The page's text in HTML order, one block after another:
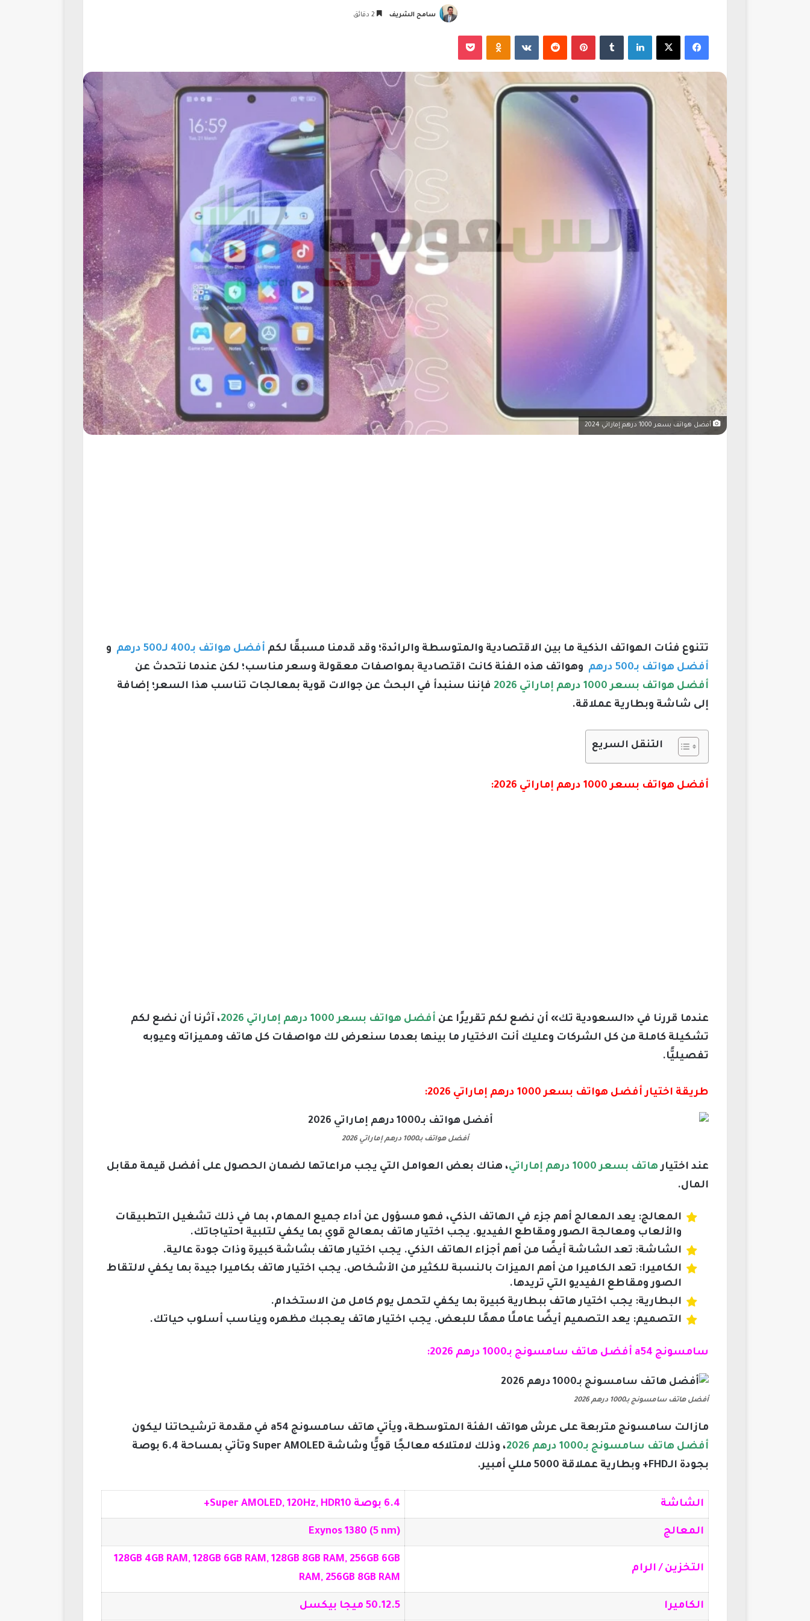
سامح الشريف
فيسبوك لينكدإن بينتيريست
أفضل هواتف بسعر 1000 درهم إماراتي 2024
تتنوع فئات الهواتف الذكية ما بين الاقتصادية والمتوسطة والرائدة؛ وقد قدمنا مسبقًا لكم أفضل هواتف بـ400 لـ500 درهم
و
أفضل هواتف بـ500 درهم
وهواتف هذه الفئة كانت اقتصادية بمواصفات معقولة وسعر مناسب؛ لكن عندما نتحدث عن
أفضل هواتف بسعر 1000 درهم إماراتي 2026
فإننا سنبدأ في البحث عن جوالات قوية بمعالجات تناسب هذا السعر؛ إضافة
إلى شاشة وبطارية عملاقة.
التنقل السريع
أفضل هواتف بسعر 1000 درهم إماراتي 2026:
عندما قررنا في «السعودية تك» أن نضع لكم تقريرًا عن أفضل هواتف بسعر 1000 درهم إماراتي 2026
، آثرنا أن نضع لكم
تشكيلة كاملة من كل الشركات وعليك أنت الاختيار ما بينها بعدما سنعرض لك مواصفات كل هاتف ومميزاته وعيوبه
تفصيليًّا.
طريقة اختيار أفضل هواتف بسعر 1000 درهم إماراتي 2026:
أفضل هواتف بـ1000 درهم إماراتي 2026
عند اختيار هاتف بسعر 1000 درهم إماراتي
، هناك بعض العوامل التي يجب مراعاتها لضمان الحصول على أفضل قيمة مقابل
المال.
المعالج: يعد المعالج أهم جزء في الهاتف الذكي، فهو مسؤول عن أداء جميع المهام، بما في ذلك تشغيل التطبيقات
والألعاب ومعالجة الصور ومقاطع الفيديو. يجب اختيار هاتف بمعالج قوي بما يكفي لتلبية احتياجاتك.
الشاشة: تعد الشاشة أيضًا من أهم أجزاء الهاتف الذكي. يجب اختيار هاتف بشاشة كبيرة وذات جودة عالية.
الكاميرا: تعد الكاميرا من أهم الميزات بالنسبة للكثير من الأشخاص. يجب اختيار هاتف بكاميرا جيدة بما يكفي لالتقاط
الصور ومقاطع الفيديو التي تريدها.
البطارية: يجب اختيار هاتف ببطارية كبيرة بما يكفي لتحمل يوم كامل من الاستخدام.
التصميم: يعد التصميم أيضًا عاملًا مهمًا للبعض. يجب اختيار هاتف يعجبك مظهره ويناسب أسلوب حياتك.
سامسونج a54 أفضل هاتف سامسونج بـ1000 درهم 2026:
أفضل هاتف سامسونج بـ1000 درهم 2026
مازالت سامسونج متربعة على عرش هواتف الفئة المتوسطة، ويأتي هاتف سامسونج a54 في مقدمة ترشيحاتنا ليكون
أفضل هاتف سامسونج بـ1000 درهم 2026
، وذلك لامتلاكه معالجًا قويًّا وشاشة Super AMOLED وتأتي بمساحة 6.4 بوصة
بجودة الـFHD+ وبطارية عملاقة 5000 مللي أمبير.
الشاشة 6.4 بوصة Super AMOLED, 120Hz, HDR10+
المعالج Exynos 1380 (5 nm)
التخزين / الرام
128GB 4GB RAM, 128GB 6GB RAM, 128GB 8GB RAM, 256GB 6GB
RAM, 256GB 8GB RAM
الكاميرا 50.12.5 ميجا بيكسل